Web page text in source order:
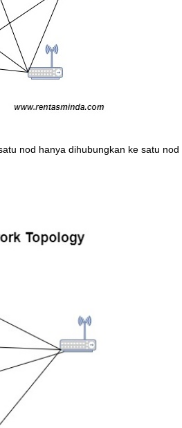
nod hanya dihubungkan ke satu nod